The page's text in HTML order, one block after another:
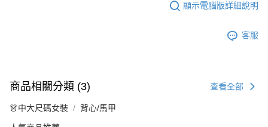
顯示電腦版詳細說明
客服
商品相關分類 (3) 查看全部
👗中大尺碼女裝 背心/馬甲